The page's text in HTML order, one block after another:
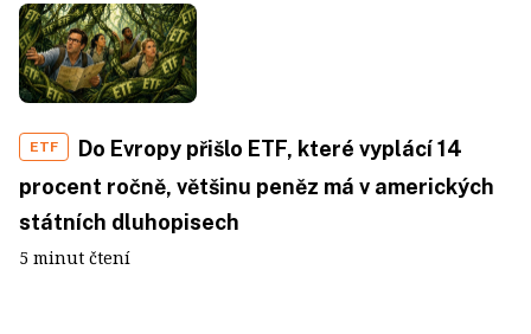
ETF
Do Evropy přišlo ETF, které vyplácí 14
procent ročně, většinu peněz má v amerických
státních dluhopisech
5 minut čtení